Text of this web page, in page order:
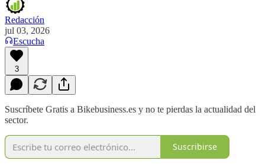
Redacción
jul 03, 2026
Escucha
3
Suscríbete Gratis a Bikebusiness.es y no te pierdas la actualidad del
sector.
Suscribirse